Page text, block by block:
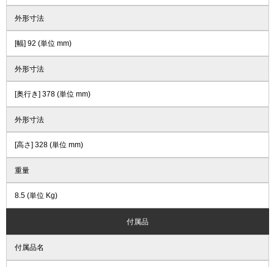
外形寸法
[幅] 92 (単位 mm)
外形寸法
[奥行き] 378 (単位 mm)
外形寸法
[高さ] 328 (単位 mm)
重量
8.5 (単位 Kg)
付属品
付属品名